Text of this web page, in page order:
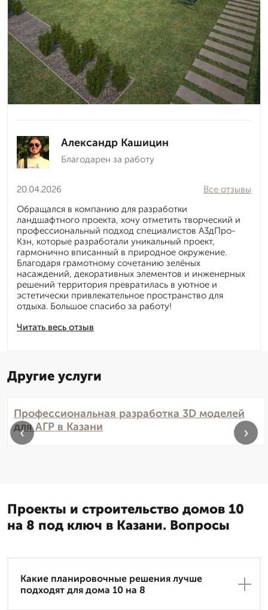
Александр Кашицин
Благодарен за работу
20.04.2026
Читать весь отзыв
Все отзывы
Обращался в компанию для разработки
ландшафтного проекта, хочу отметить творческий и
профессиональный подход специалистов А3дПро-
Кзн, которые разработали уникальный проект,
гармонично вписанный в природное окружение.
Благодаря грамотному сочетанию зелёных
насаждений, декоративных элементов и инженерных
решений территория превратилась в уютное и
эстетически привлекательное пространство для
отдыха. Большое спасибо за работу!
Другие услуги
Профессиональная разработка 3D моделей
для АГР в Казани
‹ ›
Проекты и строительство домов 10
на 8 под ключ в Казани. Вопросы
Какие планировочные решения лучше
подходят для дома 10 на 8